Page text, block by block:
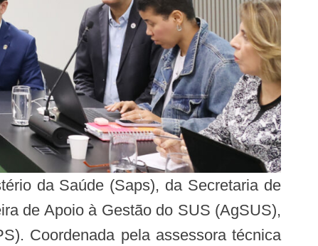
de Apoio à Gestão do SUS (AgSUS),
Coordenada pela assessora técnica